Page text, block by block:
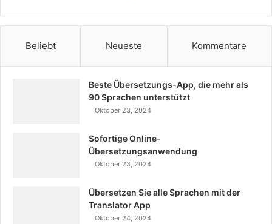
Beliebt Neueste Kommentare
Beste Übersetzungs-App, die mehr als
90 Sprachen unterstützt
Oktober 23, 2024
Sofortige Online-
Übersetzungsanwendung
Oktober 23, 2024
Übersetzen Sie alle Sprachen mit der
Translator App
Oktober 24, 2024